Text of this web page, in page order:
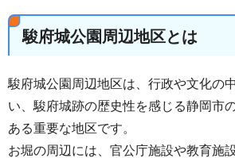
駿府城公園周辺地区とは
駿府城公園周辺地区は、行政や文化の
い、駿府城跡の歴史性を感じる静岡市
ある重要な地区です。
お堀の周辺には、官公庁施設や教育施